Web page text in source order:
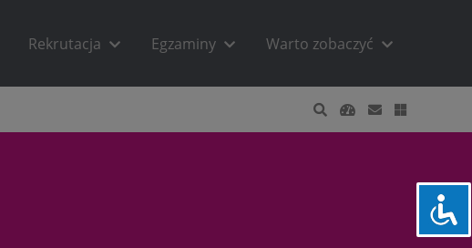
Rekrutacja Egzaminy Warto zobaczyć